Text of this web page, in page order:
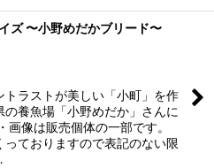
ズ 〜小野めだかブリード〜
トラストが美しい「小町」を作
の養魚場「小野めだか」さんに
画像は販売個体の一部です。
っておりますので表記のない限